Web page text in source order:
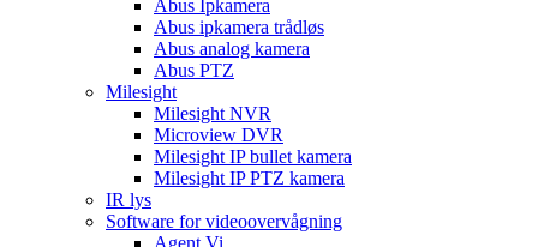
Abus Ipkamera
Abus ipkamera trådløs
Abus analog kamera
Abus PTZ
Milesight
Milesight NVR
Microview DVR
Milesight IP bullet kamera
Milesight IP PTZ kamera
IR lys
Software for videoovervågning
Agent Vi